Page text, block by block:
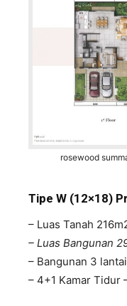
rosewood
Tipe W (12×18)
– Luas Tanah
– Luas Bangunan
– Bangunan 3
– 4+1 Kamar Tidur